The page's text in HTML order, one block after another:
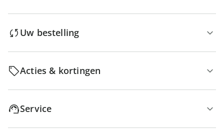
Uw bestelling
Acties & kortingen
Service